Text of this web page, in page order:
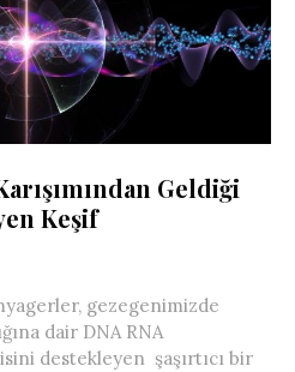
Geldiği
Keşif
gezegenimizde
dair DNA RNA
destekleyen şaşırtıcı bir